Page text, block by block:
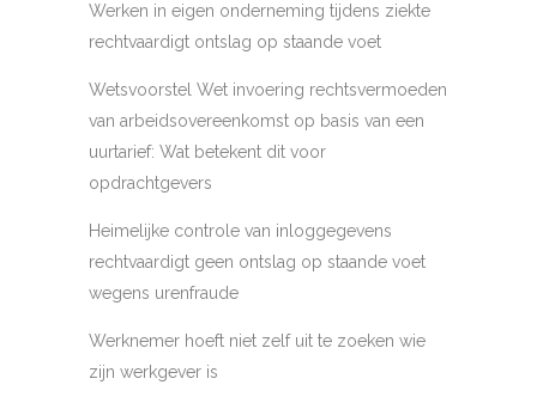
Werken in eigen onderneming tijdens ziekte
rechtvaardigt ontslag op staande voet
Wetsvoorstel Wet invoering rechtsvermoeden
van arbeidsovereenkomst op basis van een
uurtarief: Wat betekent dit voor
opdrachtgevers
Heimelijke controle van inloggegevens
rechtvaardigt geen ontslag op staande voet
wegens urenfraude
Werknemer hoeft niet zelf uit te zoeken wie
zijn werkgever is